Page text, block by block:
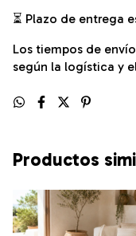
⏳ Plazo de entrega
Los tiempos de
según la logística y
Productos